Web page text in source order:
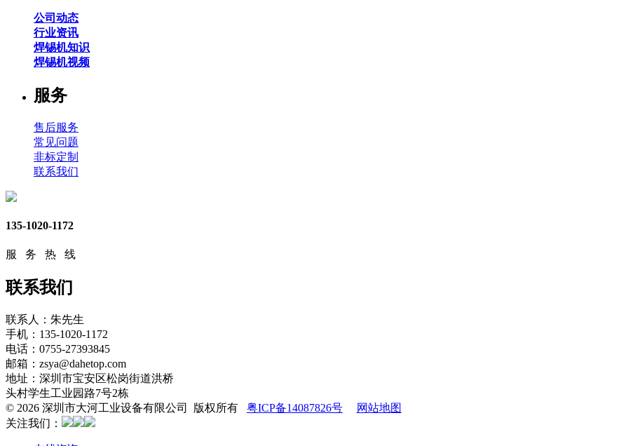
公司动态
行业资讯
焊锡机知识
焊锡机视频
服务
售后服务
常见问题
非标定制
联系我们
135-1020-1172
服 务 热 线
联系我们
联系人：朱先生
手机：135-1020-1172
电话：0755-27393845
邮箱：zsya@dahetop.com
地址：深圳市宝安区松岗街道洪桥
头村学生工业园路7号2栋
© 2026 深圳市大河工业设备有限公司 版权所有 粤ICP备14087826号
网站地图
关注我们：